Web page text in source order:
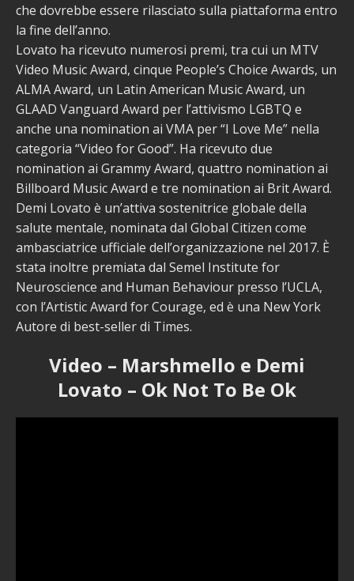
che dovrebbe essere rilasciato sulla piattaforma entro
la fine dell’anno.
Lovato ha ricevuto numerosi premi, tra cui un MTV
Video Music Award, cinque People’s Choice Awards, un
ALMA Award, un Latin American Music Award, un
GLAAD Vanguard Award per l’attivismo LGBTQ e
anche una nomination ai VMA per “I Love Me” nella
categoria “Video for Good”. Ha ricevuto due
nomination ai Grammy Award, quattro nomination ai
Billboard Music Award e tre nomination ai Brit Award.
Demi Lovato è un’attiva sostenitrice globale della
salute mentale, nominata dal Global Citizen come
ambasciatrice ufficiale dell’organizzazione nel 2017. È
stata inoltre premiata dal Semel Institute for
Neuroscience and Human Behaviour presso l’UCLA,
con l’Artistic Award for Courage, ed è una New York
Autore di best-seller di Times.
Video – Marshmello e Demi
Lovato – Ok Not To Be Ok